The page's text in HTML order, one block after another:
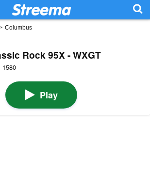
Columbus
Rock 95X - WXGT
1580
Play